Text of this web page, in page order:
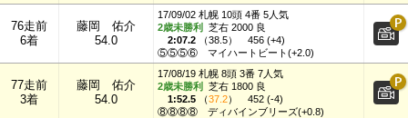
76走前
6着
藤岡 佑介
54.0
17/09/02 札幌 10頭 4番 5人気
2歳未勝利
芝右 2000 良
2:07.2 （38.5）
456 (+4)
⑤⑤⑤⑥
マイハートビート(+2.0)
77走前
3着
藤岡 佑介
54.0
17/08/19 札幌 8頭 3番 7人気
2歳未勝利
芝右 1800 良
1:52.5 （37.2）
452 (-4)
⑧⑧⑧⑧
ディバインブリーズ(+0.8)